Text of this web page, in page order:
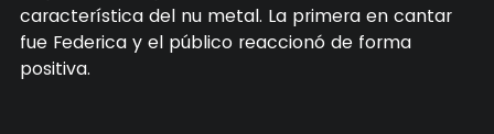
característica del nu metal. La primera en cantar
fue Federica y el público reaccionó de forma
positiva.